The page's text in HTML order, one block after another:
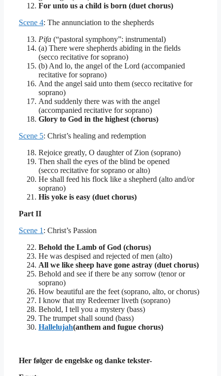
For unto us a child is born (duet chorus)
Scene 4: The annunciation to the shepherds
Pifa (“pastoral symphony”: instrumental)
(a) There were shepherds abiding in the fields
(secco recitative for soprano)
(b) And lo, the angel of the Lord (accompanied
recitative for soprano)
And the angel said unto them (secco recitative for
soprano)
And suddenly there was with the angel
(accompanied recitative for soprano)
Glory to God in the highest (chorus)
Scene 5: Christ’s healing and redemption
Rejoice greatly, O daughter of Zion (soprano)
Then shall the eyes of the blind be opened
(secco recitative for soprano or alto)
He shall feed his flock like a shepherd (alto and/or
soprano)
His yoke is easy (duet chorus)
Part II
Scene 1 : Christ’s Passion
Behold the Lamb of God (chorus)
He was despised and rejected of men (alto)
All we like sheep have gone astray (duet chorus)
Behold and see if there be any sorrow (tenor or
soprano)
How beautiful are the feet (soprano, alto, or chorus)
I know that my Redeemer liveth (soprano)
Behold, I tell you a mystery (bass)
The trumpet shall sound (bass)
Hallelujah(anthem and fugue chorus)
Her følger de engelske og danke tekster-